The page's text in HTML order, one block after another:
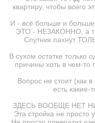
квартиру, чтобы всего
И - всё больше и
ЭТО - НЕЗАКОННО, а
Спутник пахнут
В сухом остатке только
причины хоть в чем-
Вопрос не стоит (как
есть какие-
ЗДЕСЬ ВООБЩЕ НЕТ
Эта стройка не просто